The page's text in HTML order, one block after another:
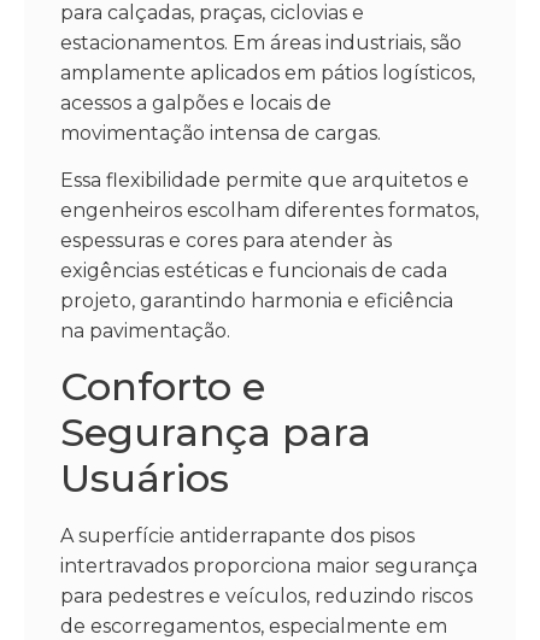
para calçadas, praças, ciclovias e
estacionamentos. Em áreas industriais, são
amplamente aplicados em pátios logísticos,
acessos a galpões e locais de
movimentação intensa de cargas.
Essa flexibilidade permite que arquitetos e
engenheiros escolham diferentes formatos,
espessuras e cores para atender às
exigências estéticas e funcionais de cada
projeto, garantindo harmonia e eficiência
na pavimentação.
Conforto e
Segurança para
Usuários
A superfície antiderrapante dos pisos
intertravados proporciona maior segurança
para pedestres e veículos, reduzindo riscos
de escorregamentos, especialmente em